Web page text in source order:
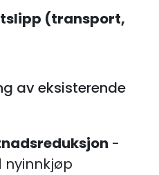
(transport,
av eksisterende
-